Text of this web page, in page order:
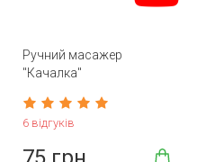
Ручний масажер
"Качалка"
6 відгуків